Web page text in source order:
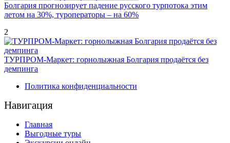
Болгария прогнозирует падение русского турпотока этим
летом на 30%, туроператоры – на 60%
2
ТУРПРОМ-Маркет: горнолыжная Болгария продаётся без
демпинга
Политика конфиденциальности
Навигация
Главная
Выгодные туры